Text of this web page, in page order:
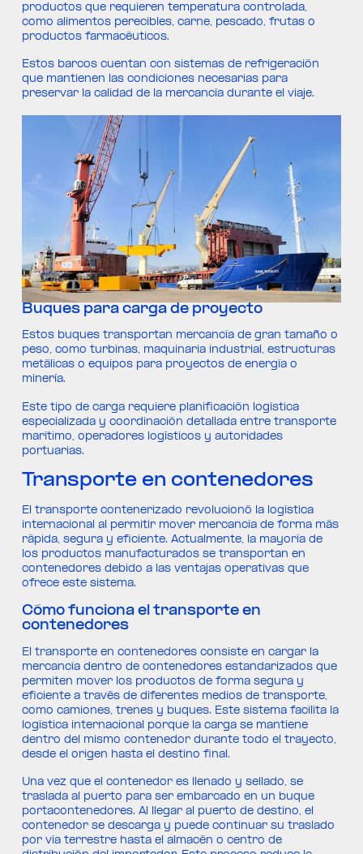
productos que requieren temperatura controlada,
como alimentos perecibles, carne, pescado, frutas o
productos farmacéuticos.
Estos barcos cuentan con sistemas de refrigeración
que mantienen las condiciones necesarias para
preservar la calidad de la mercancía durante el viaje.
Buques para carga de proyecto
Estos buques transportan mercancía de gran tamaño o
peso, como turbinas, maquinaria industrial, estructuras
metálicas o equipos para proyectos de energía o
minería.
Este tipo de carga requiere planificación logística
especializada y coordinación detallada entre transporte
marítimo, operadores logísticos y autoridades
portuarias.
Transporte en contenedores
El transporte contenerizado revolucionó la logística
internacional al permitir mover mercancía de forma más
rápida, segura y eficiente. Actualmente, la mayoría de
los productos manufacturados se transportan en
contenedores debido a las ventajas operativas que
ofrece este sistema.
Cómo funciona el transporte en
contenedores
El transporte en contenedores consiste en cargar la
mercancía dentro de contenedores estandarizados que
permiten mover los productos de forma segura y
eficiente a través de diferentes medios de transporte,
como camiones, trenes y buques. Este sistema facilita la
logística internacional porque la carga se mantiene
dentro del mismo contenedor durante todo el trayecto,
desde el origen hasta el destino final.
Una vez que el contenedor es llenado y sellado, se
traslada al puerto para ser embarcado en un buque
portacontenedores. Al llegar al puerto de destino, el
contenedor se descarga y puede continuar su traslado
por vía terrestre hasta el almacén o centro de